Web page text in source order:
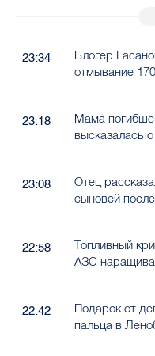
23:34
Блогер
отмывание
23:18
Мама
высказалась
23:08
Отец
сыновей
22:58
Топливный
АЗС
22:42
Подарок от
пальца в